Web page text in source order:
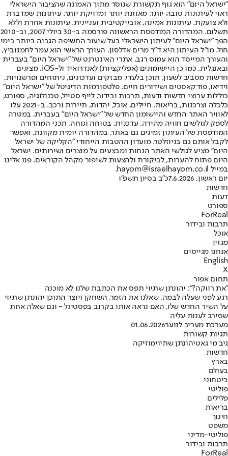
"ישראל היום" הוא גוף תקשורת שנוסד מתוך האמונה שהציבור הישראלי
ראוי לעיתונות טובה יותר, מאוזנת יותר ומדויקת יותר. עיתונות שמדברת
ולא צועקת. עיתונות אמינה, אובייקטיבית ועניינית. עיתונות אחרת וללא
תשלום. המהדורה המודפסת הראשונה פורסמה ב-30 ביולי 2007, וב-2010
הפך "ישראל היום" לעיתון הישראלי בעל שיעור החשיפה הגבוה ביותר בימי
חול. מו"ל העיתון היא ד"ר מרים אדלסון. העורך הראשי הוא עמר לחמנוביץ,
והעורך המייסד הוא עמוס רגב. אתרי האינטרנט של "ישראל היום" בעברית
ובאנגלית, כמו כן היישומונים (אפליקציות) לאנדרואיד ול-iOS, מציגים
חדשות מסביב לשעון, תוכן בלעדי, מבזקים ועדכונים, ניתוחים ופרשנויות,
וידיאו, פודקאסטים ושידורים חיים. פלטפורמות הדיגיטל של "ישראל היום"
כוללות ערוצי חדשות ודעות, תרבות ובידור, לייף סטייל, טכנולוגיה, ספורט,
כלכלה וצרכנות, בריאות, חיילים, אוכל, יהדות, תיירות ורכב. ב-2021 עלו
לאוויר האתר החדש והיישומון החדש של "ישראל היום" בעברית, במטרה
לספק לגולשים חוויה מהירה, עדכנית, בטוחה ונוחה. תכני המהדורה
המודפסת של העיתון זמינים גם באתר, במהדורה יומית מקוונת, ואפשר
לקבל אותם גם בניוזלטר. מועדון ההטבות הייחודי "הקליקה של ישראל
היום" מציע לגולשי האתר הנחות ומבצעים על מוצרים ושירותים. ישראל
היום פתוח להערות, לביקורת ולהצעות לשיפור מקהל הקוראים. פנו אלינו
במייל hayom@israelhayom.co.il.
יום ראשון, 7.6.2026
כ"ב בסיון תשפ"ו
חדשות
דעות
ספורט
ForReal
תרבות ובידור
אוכל
מגזין
אנחנו מגייסים
English
X
תחום אפור
"את רווקה?": יהונתן שתיוי תפס את הכתבת שלנו לא מוכנה
רגע לפני שעלה לבמה, שאלנו את הזמר, השחקן ויוצר התוכן יהונתן שתיוי
על השיר החדש שלו, האם נראה אותו בקרוב בפסטיגל - וגם שאלה אחת
שסירב לענות עליה
מערכת מעריב לנוער01.06.2026
תגיות קשורות
גיב מי גאטיהונתן שתיוימוזיקה
חדשות
בארץ
בעולם
ביטחוני
פוליטי
פלילים
בריאות
חינוך
משפט
פוליטי-מדיני
תרבות ובידור
ForReal